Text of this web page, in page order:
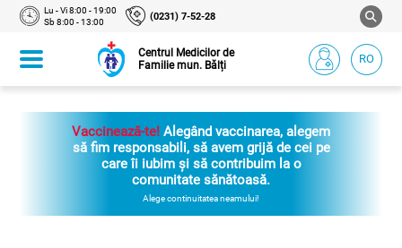
Lu - Vi 8:00 - 19:00
Sb 8:00 - 13:00
(0231) 7-52-28
Centrul Medicilor de
Familie mun. Bălți
RO
Vaccinează-te! Alegând vaccinarea, alegem
să fim responsabili, să avem grijă de cei pe
care îi iubim și să contribuim la o
comunitate sănătoasă.
Alege continuitatea neamului!